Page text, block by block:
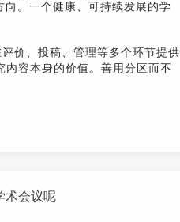
向。一个健康、可持续发展的学
价、投稿、管理等多个环节提供
容本身的价值。善用分区而不
术会议呢